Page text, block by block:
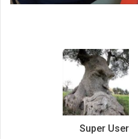
Super User